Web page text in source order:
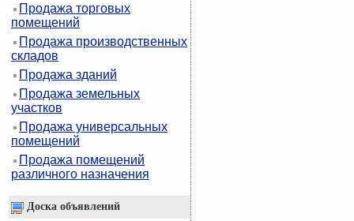
Продажа торговых
помещений
Продажа производственных
складов
Продажа зданий
Продажа земельных
участков
Продажа универсальных
помещений
Продажа помещений
различного назначения
Доска объявлений